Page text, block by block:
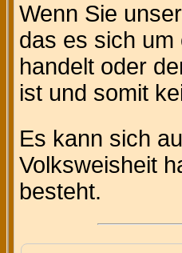
Wenn Sie
das es sich um
handelt oder
ist und somit
Es kann sich
Volksweisheit
besteht.